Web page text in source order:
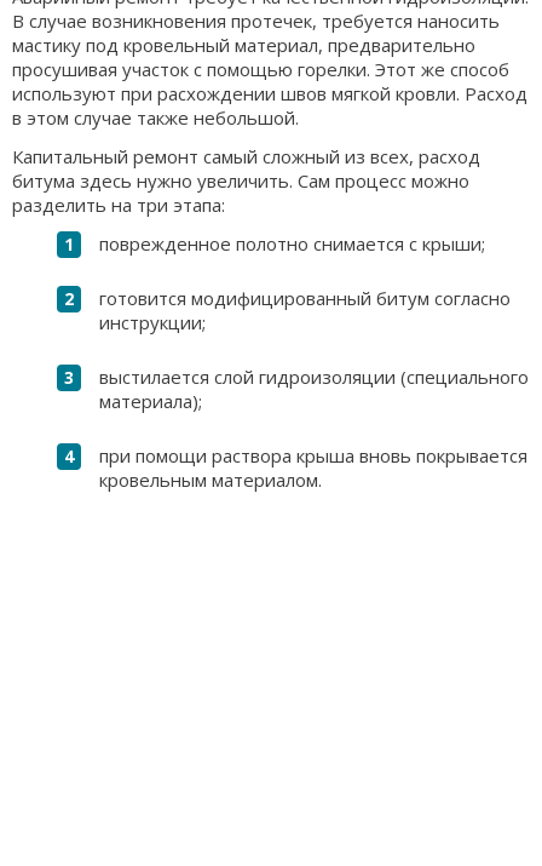
В случае возникновения протечек, требуется наносить
мастику под кровельный материал, предварительно
просушивая участок с помощью горелки. Этот же способ
используют при расхождении швов мягкой кровли. Расход
в этом случае также небольшой.
Капитальный ремонт самый сложный из всех, расход
битума здесь нужно увеличить. Сам процесс можно
разделить на три этапа:
поврежденное полотно снимается с крыши;
готовится модифицированный битум согласно
инструкции;
выстилается слой гидроизоляции (специального
материала);
при помощи раствора крыша вновь покрывается
кровельным материалом.